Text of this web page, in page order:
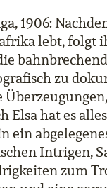
1906:
lebt, folgt
zu
Elsa hat es
ein
Intrigen,
zum